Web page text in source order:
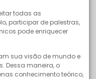
todas as
participar de palestras,
pode enriquecer
sua visão de mundo e
Dessa maneira, o
conhecimento teórico,